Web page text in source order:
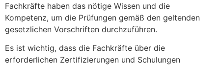
Fachkräfte haben das nötige Wissen und die
Kompetenz, um die Prüfungen gemäß den geltenden
gesetzlichen Vorschriften durchzuführen.
Es ist wichtig, dass die Fachkräfte über die
erforderlichen Zertifizierungen und Schulungen